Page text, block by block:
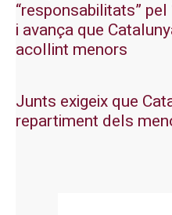
“responsabilitats”
i avança que
acollint menors
Junts exigeix que
repartiment dels